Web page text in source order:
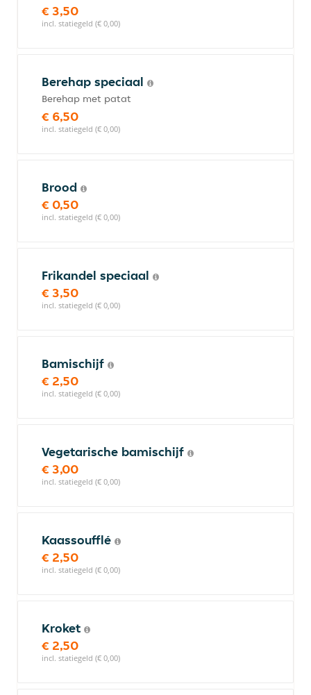
€ 3,50
incl. statiegeld (€ 0,00)
Berehap speciaal
Berehap met patat
€ 6,50
incl. statiegeld (€ 0,00)
Brood
€ 0,50
incl. statiegeld (€ 0,00)
Frikandel speciaal
€ 3,50
incl. statiegeld (€ 0,00)
Bamischijf
€ 2,50
incl. statiegeld (€ 0,00)
Vegetarische bamischijf
€ 3,00
incl. statiegeld (€ 0,00)
Kaassoufflé
€ 2,50
incl. statiegeld (€ 0,00)
Kroket
€ 2,50
incl. statiegeld (€ 0,00)